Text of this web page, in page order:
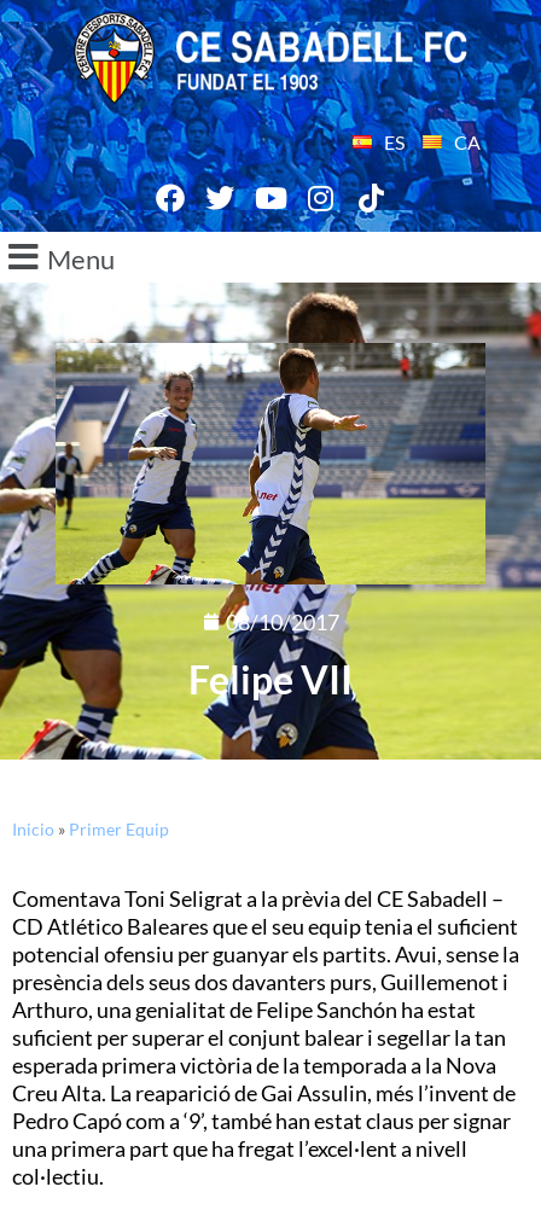
ES CA
Menu
08/10/2017
Felipe VII
Inicio » Primer Equip
Comentava Toni Seligrat a la prèvia del CE Sabadell –
CD Atlético Baleares que el seu equip tenia el suficient
potencial ofensiu per guanyar els partits. Avui, sense la
presència dels seus dos davanters purs, Guillemenot i
Arthuro, una genialitat de Felipe Sanchón ha estat
suficient per superar el conjunt balear i segellar la tan
esperada primera victòria de la temporada a la Nova
Creu Alta. La reaparició de Gai Assulin, més l’invent de
Pedro Capó com a ‘9’, també han estat claus per signar
una primera part que ha fregat l’excel·lent a nivell
col·lectiu.